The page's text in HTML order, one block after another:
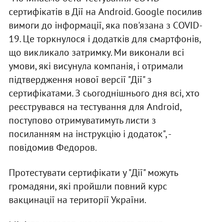
сертифікатів в Дії на Android. Google посилив
вимоги до інформації, яка пов'язана з СOVID-
19. Це торкнулося і додатків для смартфонів,
що викликало затримку. Ми виконали всі
умови, які висунула компанія, і отримали
підтвердження нової версії "Дії" з
сертифікатами. З сьогоднішнього дня всі, хто
реєструвався на тестування для Android,
поступово отримуватимуть листи з
посиланням на інструкцію і додаток", -
повідомив Федоров.
Протестувати сертифікати у "Дії" можуть
громадяни, які пройшли повний курс
вакцинації на території України.